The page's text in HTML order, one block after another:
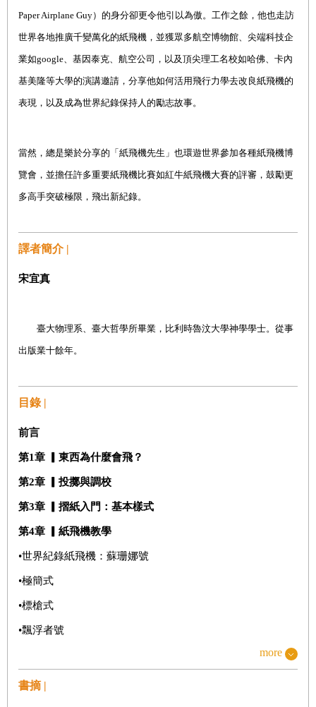
Paper Airplane Guy）的身分卻更令他引以為傲。工作之餘，他也走訪
世界各地推廣千變萬化的紙飛機，並獲眾多航空博物館、尖端科技企
業如google、基因泰克、航空公司，以及頂尖理工名校如哈佛、卡內
基美隆等大學的演講邀請，分享他如何活用飛行力學去改良紙飛機的
表現，以及成為世界紀錄保持人的勵志故事。
當然，總是樂於分享的「紙飛機先生」也環遊世界參加各種紙飛機博
覽會，並擔任許多重要紙飛機比賽如紅牛紙飛機大賽的評審，鼓勵更
多高手突破極限，飛出新紀錄。
譯者簡介 |
宋宜真
臺大物理系、臺大哲學所畢業，比利時魯汶大學神學學士。從事
出版業十餘年。
目錄 |
前言
第1章 東西為什麼會飛？
第2章 投擲與調校
第3章 摺紙入門：基本樣式
第4章 紙飛機教學
•世界紀錄紙飛機：蘇珊娜號
•極簡式
•標槍式
•飄浮者號
•滑翔高手
more
書摘 |